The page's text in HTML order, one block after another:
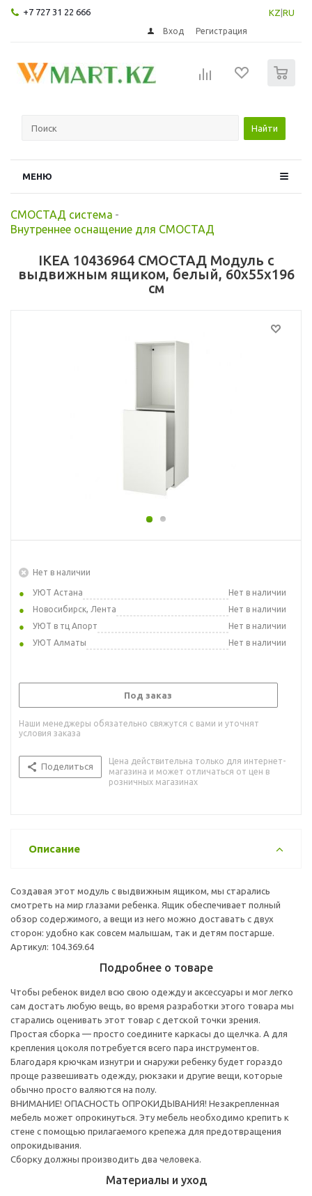
+7 727 31 22 666 KZ RU
Вход Регистрация
Найти
МЕНЮ
СМОСТАД система -
Внутреннее оснащение для СМОСТАД
IKEA 10436964 СМОСТАД Модуль с
выдвижным ящиком, белый, 60x55x196
см
Нет в наличии
УЮТ Астана
Нет в наличии
Новосибирск, Лента
Нет в наличии
УЮТ в тц Апорт
Нет в наличии
УЮТ Алматы
Нет в наличии
Под заказ
Наши менеджеры обязательно свяжутся с вами и уточнят
условия заказа
Поделиться
Цена действительна только для интернет-
магазина и может отличаться от цен в
розничных магазинах
Описание
Создавая этот модуль с выдвижным ящиком, мы старались
смотреть на мир глазами ребенка. Ящик обеспечивает полный
обзор содержимого, а вещи из него можно доставать с двух
сторон: удобно как совсем малышам, так и детям постарше.
Артикул: 104.369.64
Подробнее о товаре
Чтобы ребенок видел всю свою одежду и аксессуары и мог легко
сам достать любую вещь, во время разработки этого товара мы
старались оценивать этот товар с детской точки зрения.
Простая сборка — просто соедините каркасы до щелчка. А для
крепления цоколя потребуется всего пара инструментов.
Благодаря крючкам изнутри и снаружи ребенку будет гораздо
проще развешивать одежду, рюкзаки и другие вещи, которые
обычно просто валяются на полу.
ВНИМАНИЕ! ОПАСНОСТЬ ОПРОКИДЫВАНИЯ! Незакрепленная
мебель может опрокинуться. Эту мебель необходимо крепить к
стене с помощью прилагаемого крепежа для предотвращения
опрокидывания.
Сборку должны производить два человека.
Материалы и уход